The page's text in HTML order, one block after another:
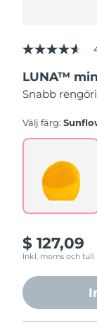
4.6
of
5
stars,
rating
Read
Reviews.
Same
page
LUNA™
Snabb
Välj färg:
$ 127,09
Inkl. moms och tull